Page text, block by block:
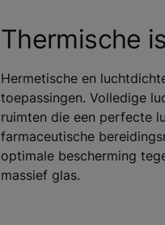
Thermische
Hermetische en
toepassingen. Volledige
ruimten die een perfecte
farmaceutische
optimale bescherming
massief glas.